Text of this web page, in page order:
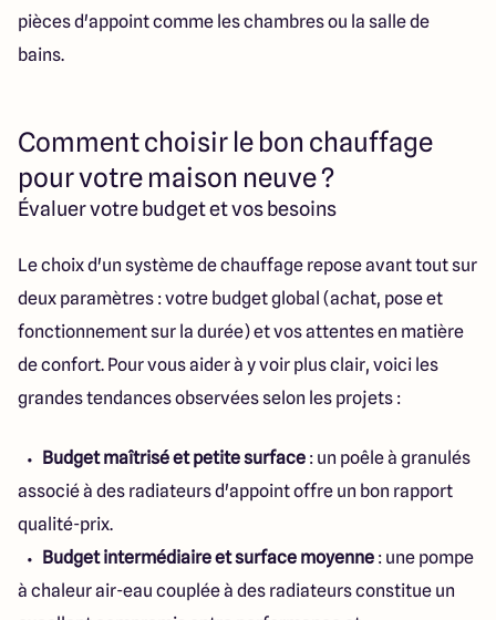
pièces d'appoint comme les chambres ou la salle de
bains.
Comment choisir le bon chauffage
pour votre maison neuve ?
Évaluer votre budget et vos besoins
Le choix d'un système de chauffage repose avant tout sur
deux paramètres : votre budget global (achat, pose et
fonctionnement sur la durée) et vos attentes en matière
de confort. Pour vous aider à y voir plus clair, voici les
grandes tendances observées selon les projets :
Budget maîtrisé et petite surface : un poêle à granulés
associé à des radiateurs d'appoint offre un bon rapport
qualité-prix.
Budget intermédiaire et surface moyenne : une pompe
à chaleur air-eau couplée à des radiateurs constitue un